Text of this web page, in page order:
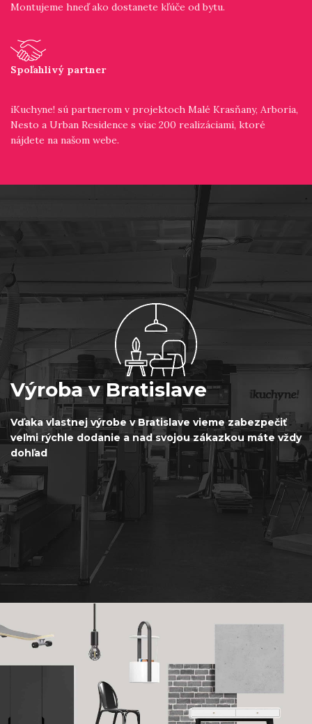
Montujeme hneď ako dostanete kľúče od bytu.
Spoľahlivý partner
iKuchyne! sú partnerom v projektoch Malé Krasňany, Arboria,
Nesto a Urban Residence s viac 200 realizáciami, ktoré
nájdete na našom webe.
Výroba v Bratislave
Vďaka vlastnej výrobe v Bratislave vieme zabezpečiť
veľmi rýchle dodanie a nad svojou zákazkou máte vždy
dohľad